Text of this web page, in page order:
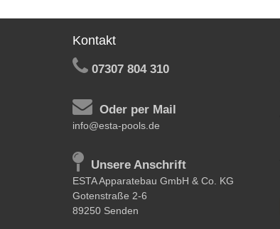
Kontakt
07307 804 310
Oder per Mail
info@esta-pools.de
Unsere Anschrift
ESTA Apparatebau GmbH & Co. KG
Gotenstraße 2-6
89250 Senden